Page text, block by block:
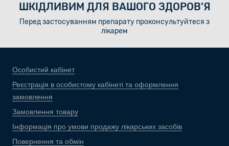
ШКІДЛИВИМ ДЛЯ ВАШОГО ЗДОРОВ’Я
Перед застосуванням препарату проконсультуйтеся з
лікарем
Особистий кабінет
Реєстрація в особистому кабінеті та оформлення
замовлення
Замовлення товару
Інформація про умови продажу лікарських засобів
Повернення та обмін